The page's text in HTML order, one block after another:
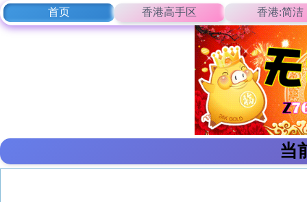
首页 香港高手区 香港:简洁
当